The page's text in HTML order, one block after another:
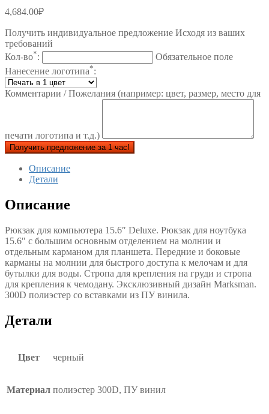
4,684.00₽
Получить индивидуальное предложение Исходя из ваших
требований
Кол-во*:
Обязательное поле
Нанесение логотипа*:
Комментарии / Пожелания (например: цвет, размер, место для
печати логотипа и т.д.)
Получить предложение за 1 час!
Описание
Детали
Описание
Рюкзак для компьютера 15.6″ Deluxe. Рюкзак для ноутбука
15.6″ с большим основным отделением на молнии и
отдельным карманом для планшета. Передние и боковые
карманы на молнии для быстрого доступа к мелочам и для
бутылки для воды. Стропа для крепления на груди и стропа
для крепления к чемодану. Эксклюзивный дизайн Marksman.
300D полиэстер со вставками из ПУ винила.
Детали
Цвет черный
Материал полиэстер 300D, ПУ винил